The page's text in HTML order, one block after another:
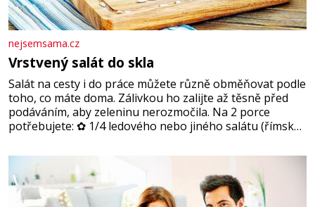
nejsemsama.cz
Vrstvený salát do skla
Salát na cesty i do práce můžete různě obměňovat podle
toho, co máte doma. Zálivkou ho zalijte až těsně před
podáváním, aby zeleninu nerozmočila. Na 2 porce
potřebujete: ✿ 1/4 ledového nebo jiného salátu (římský
okurky ✿ 2 rajčata Zálivka: ✿ 4 lžíce olivového oleje ✿ 1
lžíci citronové šťávy ✿ ½ stroužku